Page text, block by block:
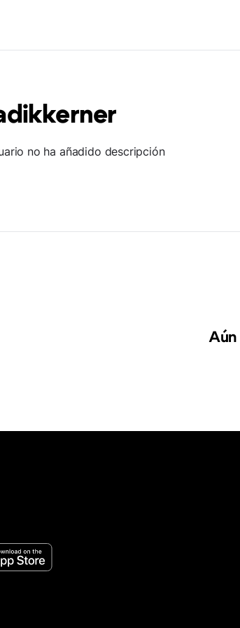
no ha añadido descripción
Aún